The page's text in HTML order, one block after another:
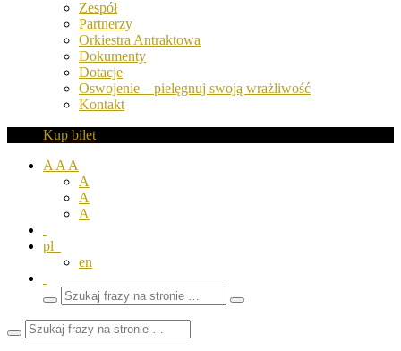
Zespół
Partnerzy
Orkiestra Antraktowa
Dokumenty
Dotacje
Oswojenie – pielęgnuj swoją wrażliwość
Kontakt
Kup bilet
A A A
A
A
A
pl
en
Wyszukaj
frazy
Zamknij